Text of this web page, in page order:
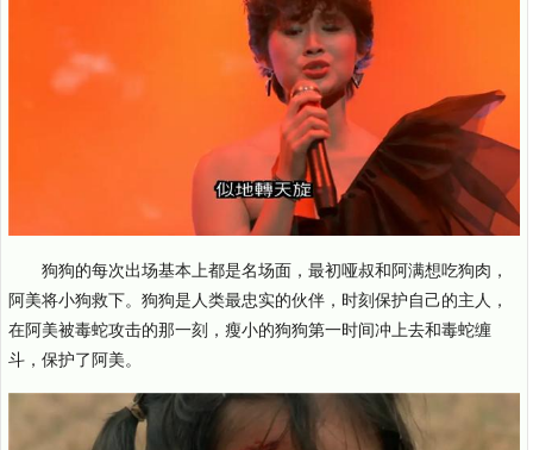
狗狗的每次出场基本上都是名场面，最初哑叔和阿满想吃狗肉，
阿美将小狗救下。狗狗是人类最忠实的伙伴，时刻保护自己的主人，
在阿美被毒蛇攻击的那一刻，瘦小的狗狗第一时间冲上去和毒蛇缠
斗，保护了阿美。